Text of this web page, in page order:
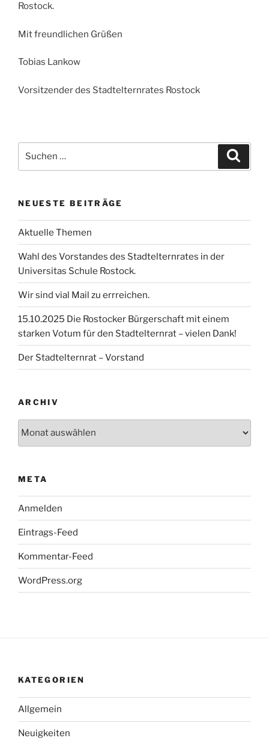
Rostock.
Mit freundlichen Grüßen
Tobias Lankow
Vorsitzender des Stadtelternrates Rostock
nach:
NEUESTE BEITRÄGE
Aktuelle Themen
Wahl des Vorstandes des Stadtelternrates in der
Universitas Schule Rostock.
Wir sind vial Mail zu errreichen.
15.10.2025 Die Rostocker Bürgerschaft mit einem
starken Votum für den Stadtelternrat – vielen Dank!
Der Stadtelternrat – Vorstand
ARCHIV
META
Anmelden
Eintrags-Feed
Kommentar-Feed
WordPress.org
KATEGORIEN
Allgemein
Neuigkeiten